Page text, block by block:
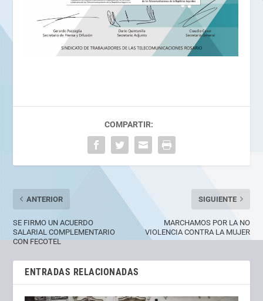
COMPARTIR:
ANTERIOR
SE FIRMO UN ACUERDO
SALARIAL COMPLEMENTARIO
CON FECOTEL
SIGUIENTE
MARCHAMOS POR LA NO
VIOLENCIA CONTRA LA MUJER
ENTRADAS RELACIONADAS